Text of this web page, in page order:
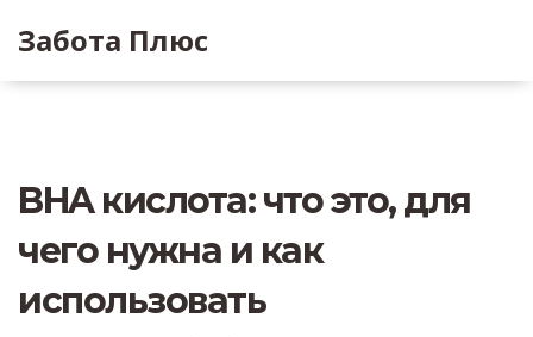
Забота Плюс
BHA кислота: что это, для
чего нужна и как
использовать